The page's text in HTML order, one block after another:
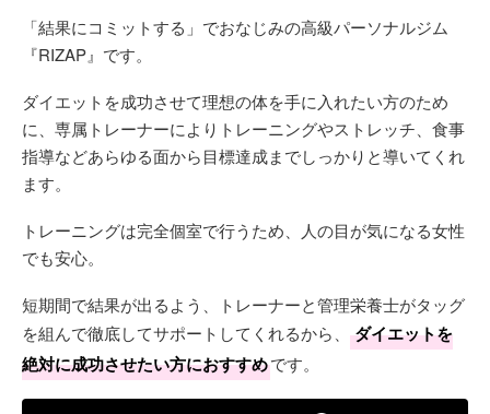
「結果にコミットする」でおなじみの高級パーソナルジム
『RIZAP』です。
ダイエットを成功させて理想の体を手に入れたい方のため
に、専属トレーナーによりトレーニングやストレッチ、食事
指導などあらゆる面から目標達成までしっかりと導いてくれ
ます。
トレーニングは完全個室で行うため、人の目が気になる女性
でも安心。
短期間で結果が出るよう、トレーナーと管理栄養士がタッグ
を組んで徹底してサポートしてくれるから、
ダイエットを
絶対に成功させたい方におすすめです。